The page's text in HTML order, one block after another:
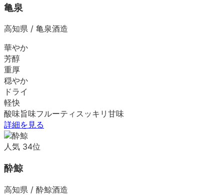
亀泉
高知県 / 亀泉酒造
華やか
芳醇
重厚
穏やか
ドライ
軽快
酸味旨味フルーティ スッキリ 甘味
詳細を見る
人気 34位
酔鯨
高知県 / 酔鯨酒造